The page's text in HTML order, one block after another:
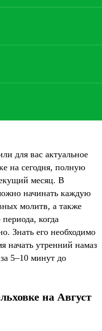
для вас актуальное
на сегодня, полную
месяц. В
начинать каждую
молитв, а также
когда
Знать его необходимо
начать утренний намаз
5–10 минут до
на Август